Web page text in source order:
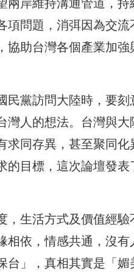
兩岸維持溝通管道，
項問題，消弭因為交
協助台灣各個產業加
民黨訪問大陸時，要
灣人的想法。台灣與
求同存異，甚至聚同
的目標，這次論壇發
，生活方式及價值經
相依，情感共通，沒
」，真相其實是「